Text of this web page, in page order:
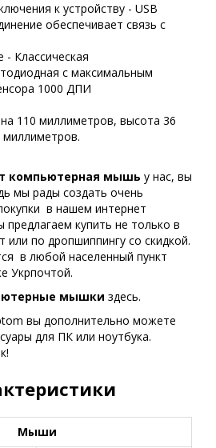
к устройству - USB
обеспечивает связь с
- Классическая
с максимальным
1000 ДПИ
110 миллиметров, высота 36
компьютерная мышь у нас, вы
мы рады создать очень
в нашем интернет
купить не только в
или по дропшиппингу со скидкой.
в любой населенный пункт
Укрпочтой.
мышки здесь.
вы дополнительно можете
для ПК или ноутбука.
Мыши